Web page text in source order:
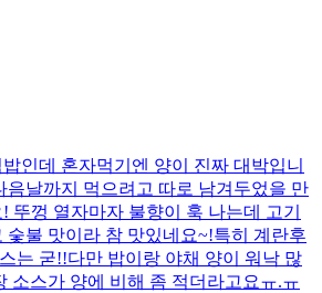
인데 혼자먹기엔 양이 진짜 대박입니
음날까지 먹으려고 따로 남겨두었을 만
뚜껑 열자마자 불향이 훅 나는데 고기
숯불 맛이라 참 맛있네요~!특히 계란후
는 굳!! ​다만 밥이랑 야채 양이 워낙 많
소스가 양에 비해 좀 적더라고요ㅠ.ㅠ